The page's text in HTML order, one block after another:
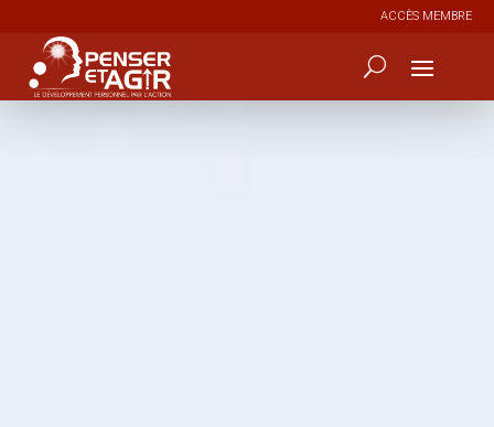
ACCÈS MEMBRE